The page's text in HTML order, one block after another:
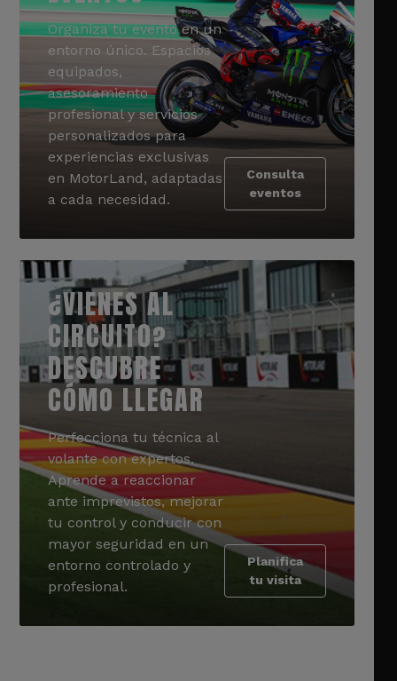
Organiza tu evento en un
entorno único. Espacios
equipados,
asesoramiento
profesional y servicios
personalizados para
experiencias exclusivas
en MotorLand, adaptadas
a cada necesidad.
Consulta
eventos
¿VIENES AL
CIRCUITO?
DESCUBRE
CÓMO LLEGAR
Perfecciona tu técnica al
volante con expertos.
Aprende a reaccionar
ante imprevistos, mejorar
tu control y conducir con
mayor seguridad en un
entorno controlado y
profesional.
Planifica
tu visita